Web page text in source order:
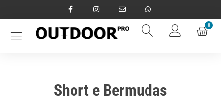
0
Short e Bermudas